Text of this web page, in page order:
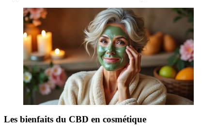
Les bienfaits du CBD en cosmétique